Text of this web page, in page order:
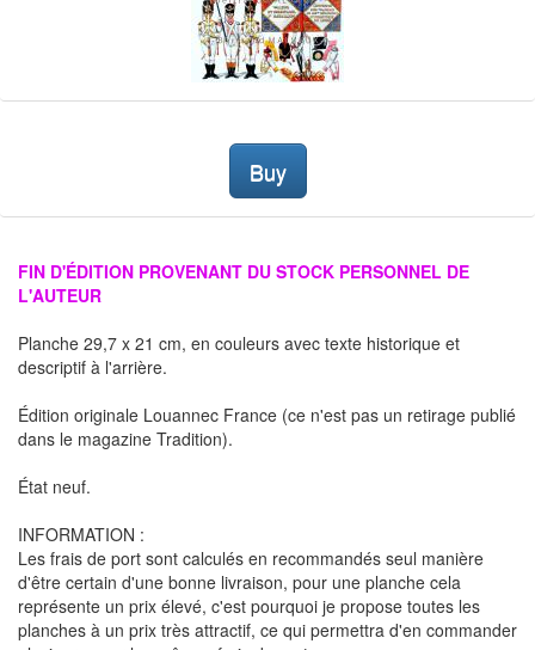
Buy
FIN D'ÉDITION PROVENANT DU STOCK PERSONNEL DE
L'AUTEUR
Planche 29,7 x 21 cm, en couleurs avec texte historique et
descriptif à l'arrière.
Édition originale Louannec France (ce n'est pas un retirage publié
dans le magazine Tradition).
État neuf.
INFORMATION :
Les frais de port sont calculés en recommandés seul manière
d'être certain d'une bonne livraison, pour une planche cela
représente un prix élevé, c'est pourquoi je propose toutes les
planches à un prix très attractif, ce qui permettra d'en commander